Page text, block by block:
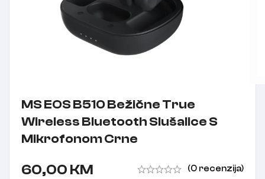
MS EOS B510 Bežične True
Wireless Bluetooth Slušalice S
Mikrofonom Crne
60,00 KM (0 recenzija)